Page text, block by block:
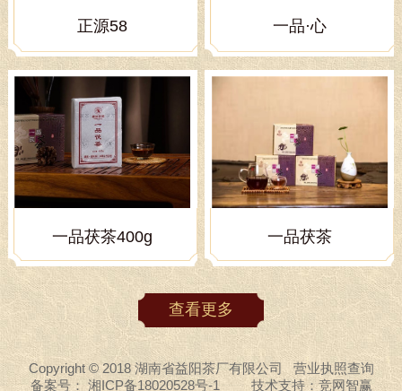
正源58 一品·心
一品茯茶400g 一品茯茶
查看更多
Copyright © 2018 湖南省益阳茶厂有限公司 营业执照查询
备案号： 湘ICP备18020528号-1 技术支持：竞网智赢